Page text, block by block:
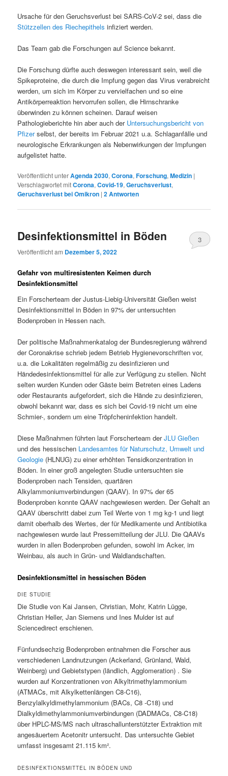
Ursache für den Geruchsverlust bei SARS-CoV-2 sei, dass die
Stützzellen des Riechepithels infiziert werden.
Das Team gab die Forschungen auf Science bekannt.
Die Forschung dürfte auch deswegen interessant sein, weil die
Spikeproteine, die durch die Impfung gegen das Virus verabreicht
werden, um sich im Körper zu vervielfachen und so eine
Antikörperreaktion hervorrufen sollen, die Hirnschranke
überwinden zu können scheinen. Darauf weisen
Pathologieberichte hin aber auch der Untersuchungsbericht von
Pfizerselbst, der bereits im Februar 2021 u.a. Schlaganfälle und
neurologische Erkrankungen als Nebenwirkungen der Impfungen
aufgelistet hatte.
Veröffentlicht unterAgenda 2030,Corona,Forschung,Medizin |
Verschlagwortet mitCorona,Covid-19,Geruchsverlust,
Geruchsverlust bei Omikron |2Antworten
Desinfektionsmittel in Böden
Veröffentlicht am Dezember 5, 2022
3
Gefahr von multiresistenten Keimen durch
Desinfektionsmittel
Ein Forscherteam der Justus-Liebig-Universität Gießen weist
Desinfektionsmittel in Böden in 97% der untersuchten
Bodenproben in Hessen nach.
Der politische Maßnahmenkatalog der Bundesregierung während
der Coronakrise schrieb jedem Betrieb Hygienevorschriften vor,
u.a. die Lokalitäten regelmäßig zu desinfizieren und
Händedesinfektionsmittel für alle zur Verfügung zu stellen. Nicht
selten wurden Kunden oder Gäste beim Betreten eines Ladens
oder Restaurants aufgefordert, sich die Hände zu desinfizieren,
obwohl bekannt war, dass es sich bei Covid-19 nicht um eine
Schmier-, sondern um eine Tröpfcheninfektion handelt.
Diese Maßnahmen führten laut Forscherteam derJLU Gießen
und des hessischen Landesamtes für Naturschutz, Umwelt und
Geologie (HLNUG) zu einer erhöhten Tensidkonzentration in
Böden. In einer groß angelegten Studie untersuchten sie
Bodenproben nach Tensiden, quartären
Alkylammoniumverbindungen (QAAV). In 97% der 65
Bodenproben konnte QAAV nachgewiesen werden. Der Gehalt an
QAAV überschritt dabei zum Teil Werte von 1 mg kg-1 und liegt
damit oberhalb des Wertes, der für Medikamente und Antibiotika
nachgewiesen wurde laut Pressemitteilung der JLU. Die QAAVs
wurden in allen Bodenproben gefunden, sowohl im Acker, im
Weinbau, als auch in Grün- und Waldlandschaften.
Desinfektionsmittel in hessischen Böden
DIE STUDIE
Die Studie von Kai Jansen, Christian, Mohr, Katrin Lügge,
Christian Heller, Jan Siemens und Ines Mulder ist auf
Sciencedirect erschienen.
Fünfundsechzig Bodenproben entnahmen die Forscher aus
verschiedenen Landnutzungen (Ackerland, Grünland, Wald,
Weinberg) und Gebietstypen (ländlich, Agglomeration) . Sie
wurden auf Konzentrationen von Alkyltrimethylammonium
(ATMACs, mit Alkylkettenlängen C8-C16),
Benzylalkyldimethylammonium (BACs, C8 -C18) und
Dialkyldimethylammoniumverbindungen (DADMACs, C8-C18)
über HPLC-MS/MS nach ultraschallunterstützter Extraktion mit
angesäuertem Acetonitr untersucht. Das untersuchte Gebiet
umfasst insgesamt 21.115 km².
DESINFEKTIONSMITTEL IN BÖDEN UND